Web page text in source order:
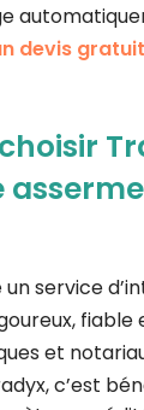
devis gratuit
service
fiable
et
c’est